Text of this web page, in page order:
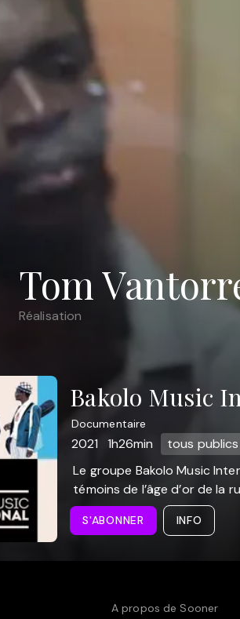
Tom
Réalisation
Bakolo Music
Documentaire
2021 1h26min
tous publics
Le groupe Bakolo Music
témoins de l’âge d’or de la
S'ABONNER INFO
A propos de Sooner